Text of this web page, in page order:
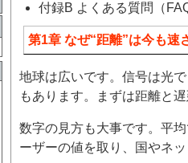
付録B よくある質問（
第1章 なぜ“距離”は今も速
地球は広いです。信号は光
もあります。まずは距離と
数字の見方も大事です。平
ーザーの値を取り、国やネ